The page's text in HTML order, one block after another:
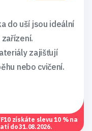
do uší jsou ideální
zajišťují
nebo cvičení.
získáte slevu 10 % na
do 31.08.2026.